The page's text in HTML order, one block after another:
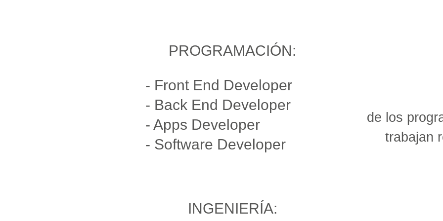
PROGRAMACIÓN:
- Front End Developer
- Back End Developer
- Apps Developer
- Software Developer
de los
trabajan
INGENIERÍA: